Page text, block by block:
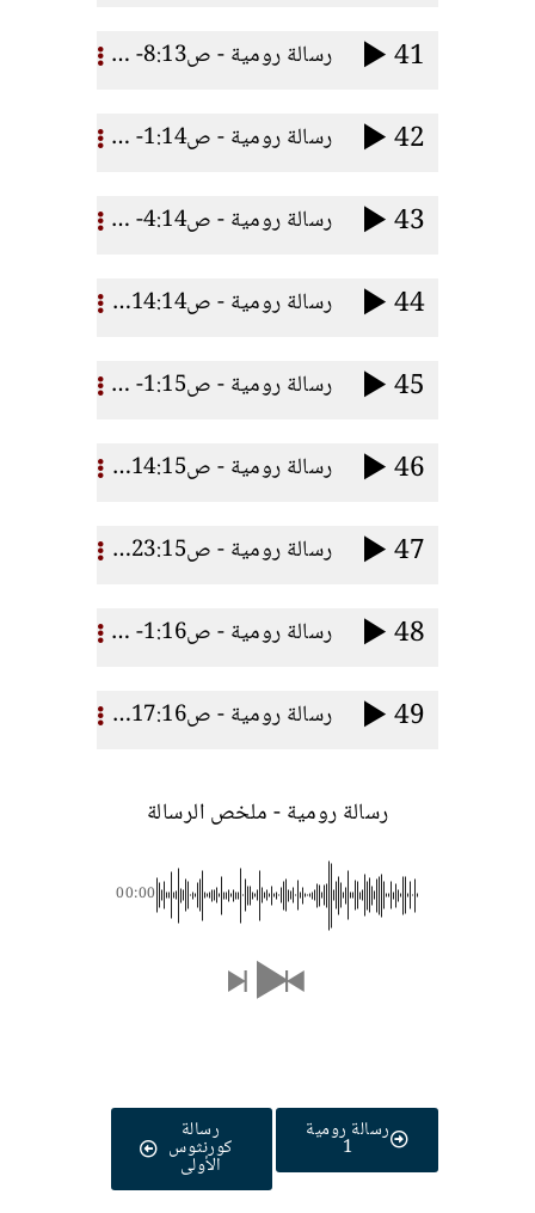
41 رسالة رومية - ص8:13- 14 ساعة الاستيقاظ
42 رسالة رومية - ص1:14- 3 اقبلوا بعضكم
43 رسالة رومية - ص4:14- 13 للرب نحن
44 رسالة رومية - ص14:14- 23 ابنوا بعضكم
45 رسالة رومية - ص1:15- 13 احتمال الضعفاء
46 رسالة رومية - ص14:15- 22 خدمة بولس للأمم
47 رسالة رومية - ص23:15- 33 خدمة بولس لليهود
48 رسالة رومية - ص1:16- 16 مشاعر بولس
49 رسالة رومية - ص17:16- 27 ختام الرسالة
رسالة رومية - ملخص الرسالة
00:00
رسالة رومية
1
رسالة
كورنثوس
الأولى